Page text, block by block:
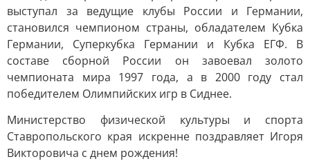
выступал за ведущие клубы России и Германии,
становился чемпионом страны, обладателем Кубка
Германии, Суперкубка Германии и Кубка ЕГФ. В
составе сборной России он завоевал золото
чемпионата мира 1997 года, а в 2000 году стал
победителем Олимпийских игр в Сиднее.
Министерство физической культуры и спорта
Ставропольского края искренне поздравляет Игоря
Викторовича с днем рождения!